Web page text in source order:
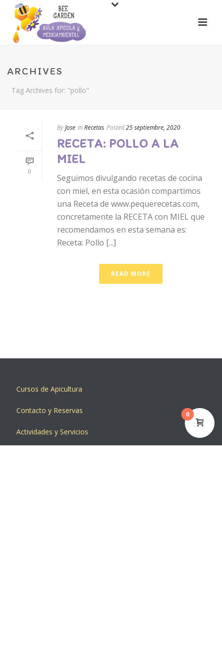
ARCHIVES
Tag Archives for: "pollo"
0
ByJose In Recetas Posted25 septiembre, 2020
RECETA: POLLO A LA
MIEL
Seguimos divulgando recetas de cocina
con miel, en esta ocasión compartimos
una Receta de www.pequerecetas.com,
concretamente la RECETA con MIEL que
recomendamos en esta semana es:
Receta: Pollo [...]
READ MORE
Cursos de Apicultura
Contacto y Reservas
Actividades y Servicios
0